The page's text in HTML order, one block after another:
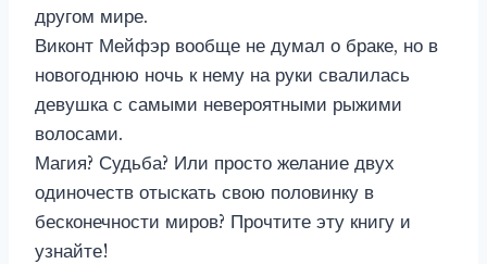
другом мире.
Виконт Мейфэр вообще не думал о браке, но в
новогоднюю ночь к нему на руки свалилась
девушка с самыми невероятными рыжими
волосами.
Магия? Судьба? Или просто желание двух
одиночеств отыскать свою половинку в
бесконечности миров? Прочтите эту книгу и
узнайте!